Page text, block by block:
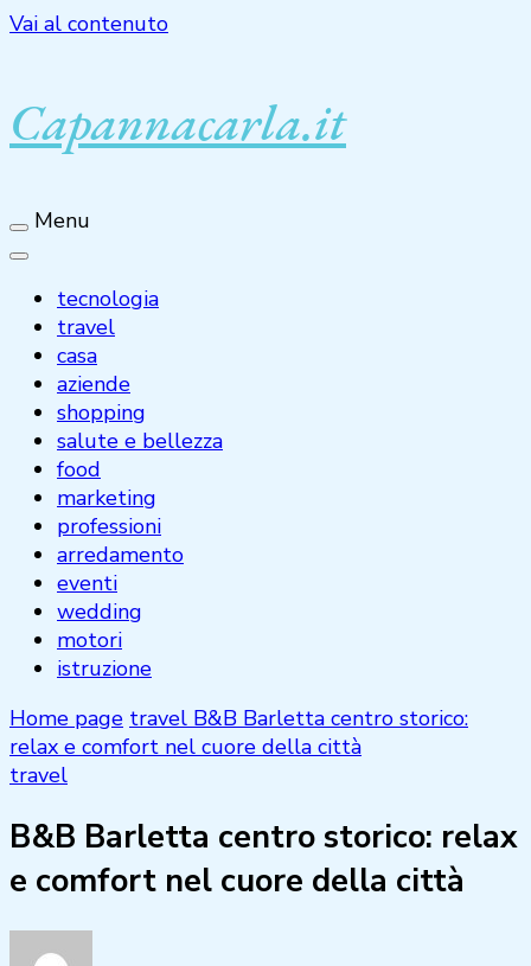
Vai al contenuto
Capannacarla.it
Menu
tecnologia
travel
casa
aziende
shopping
salute e bellezza
food
marketing
professioni
arredamento
eventi
wedding
motori
istruzione
Home page travel B&B Barletta centro storico:
relax e comfort nel cuore della città
travel
B&B Barletta centro storico: relax
e comfort nel cuore della città